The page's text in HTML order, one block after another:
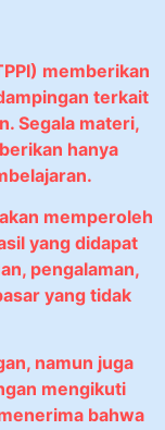
memberikan
terkait
Segala materi,
hanya
memperoleh
yang didapat
pengalaman,
yang tidak
namun juga
mengikuti
bahwa